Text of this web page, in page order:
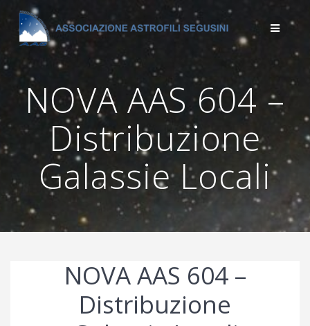
Salta
al
contenuto
NOVA AAS 604 –
Distribuzione
Galassie Locali
NOVA AAS 604 –
Distribuzione